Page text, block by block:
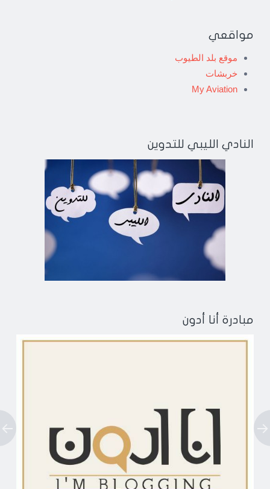
مواقعي
موقع بلد الطيوب
خربشات
My Aviation
النادي الليبي للتدوين
مبادرة أنا أدون